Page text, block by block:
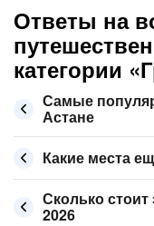
Ответы на
категории
Самые
Астане
Какие места
Сколько стоит
2026